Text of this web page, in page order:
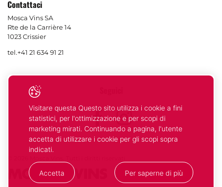
Contattaci
Mosca Vins SA
Rte de la Carrière 14
1023 Crissier
tel.+41 21 634 91 21
Facebook
Instagram
Visitare questa Questo sito utilizza i cookie a fini
statistici, per l'ottimizzazione e per scopi di
marketing mirati. Continuando a pagina, l'utente
accetta di utilizzare i cookie per gli scopi sopra
indicati.
Accetta Per saperne di più